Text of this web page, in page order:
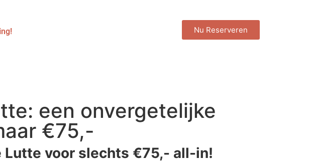
Nu Reserveren
een onvergetelijke
€75,-
Lutte voor slechts €75,- all-in!